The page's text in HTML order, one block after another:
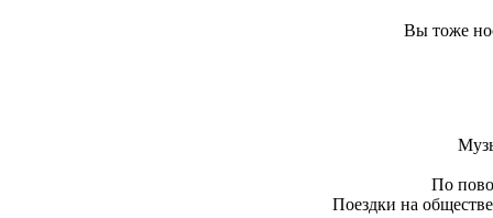
Вы тоже
По
Поездки на